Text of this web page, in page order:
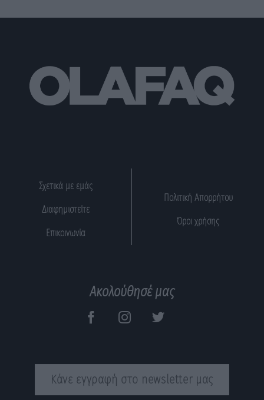
Σχετικά με εμάς
Διαφημιστείτε
Επικοινωνία
Πολιτική Απορρήτου
Όροι χρήσης
Ακολούθησέ μας
Κάνε εγγραφή στο newsletter μας